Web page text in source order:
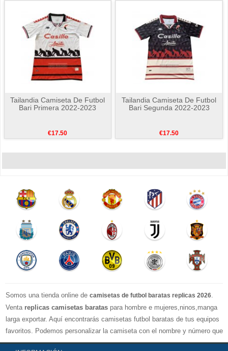
Tailandia Camiseta De Futbol
Bari Primera 2022-2023
€17.50
Tailandia Camiseta De Futbol
Bari Segunda 2022-2023
€17.50
Somos una tienda online de camisetas de futbol baratas replicas 2026
Venta replicas camisetas baratas para hombre e mujeres,ninos,manga
larga exportar. Aquí encontrarás camisetas futbol baratas de tus equipos
favoritos. Podemos personalizar la camiseta con el nombre y número que
quieras. Nuestrascamisetas de futbol replicasson de máxima calidad